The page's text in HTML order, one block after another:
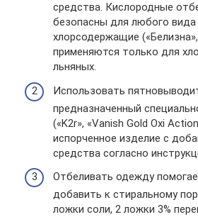
средства. Кислородные
безопасны для любого вида
хлорсодержащие
применяются только для
льняных.
Использовать
предназначенный
(«K2r», «Vanish Gold Oxi
испорченное изделие с
средства согласно
Отбеливать одежду
добавить к стиральному
ложки соли, 2 ложки 3%